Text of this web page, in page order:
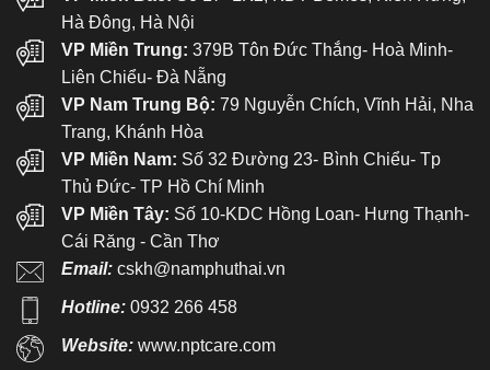
Hà Đông, Hà Nội
VP Miền Trung: 379B Tôn Đức Thắng- Hoà Minh-
Liên Chiểu- Đà Nẵng
VP Nam Trung Bộ: 79 Nguyễn Chích, Vĩnh Hải, Nha
Trang, Khánh Hòa
VP Miền Nam: Số 32 Đường 23- Bình Chiểu- Tp
Thủ Đức- TP Hồ Chí Minh
VP Miền Tây: Số 10-KDC Hồng Loan- Hưng Thạnh-
Cái Răng - Cần Thơ
Email: cskh@namphuthai.vn
Hotline: 0932 266 458
Website:www.nptcare.com